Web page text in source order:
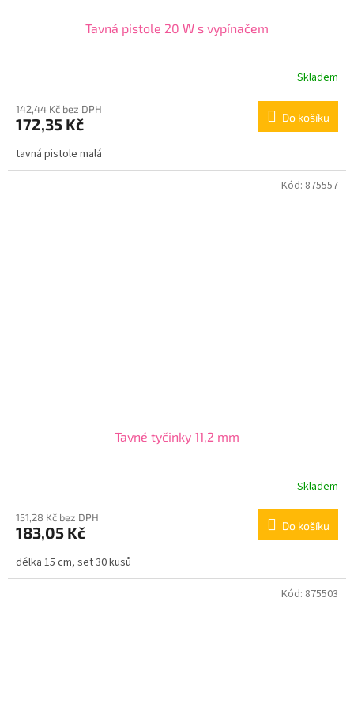
Tavná pistole 20 W s vypínačem
Skladem
142,44 Kč bez DPH
172,35 Kč Do košíku
tavná pistole malá
Tavné tyčinky 11,2 mm
Skladem
151,28 Kč bez DPH
183,05 Kč Do košíku
délka 15 cm, set 30 kusů
Kód: 875557
Kód: 875503